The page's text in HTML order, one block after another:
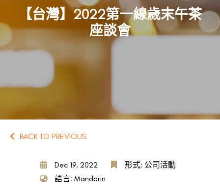
【台灣】2022第一線歲末午茶
座談會
BACK TO PREVIOUS
Dec 19, 2022
語言: Mandarin
形式: 公司活動